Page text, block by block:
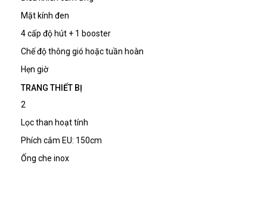
Mặt kính đen
4 cấp độ hút + 1 booster
Chế độ thông gió hoặc tuần hoàn
Hẹn giờ
TRANG THIẾT BỊ
2
Lọc than hoạt tính
Phích cắm EU: 150cm
Ống che inox